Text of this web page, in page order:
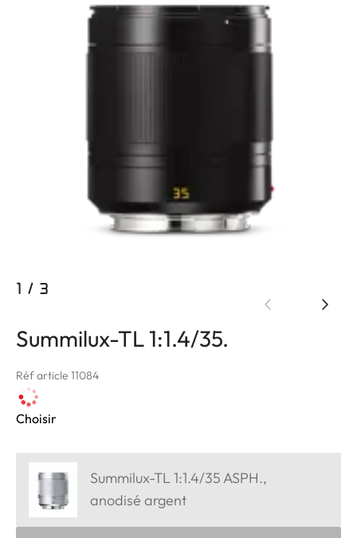
1 / 3
Summilux-TL 1:1.4/35.
Réf article 11084
Choisir
Summilux-TL 1:1.4/35 ASPH.,
anodisé argent